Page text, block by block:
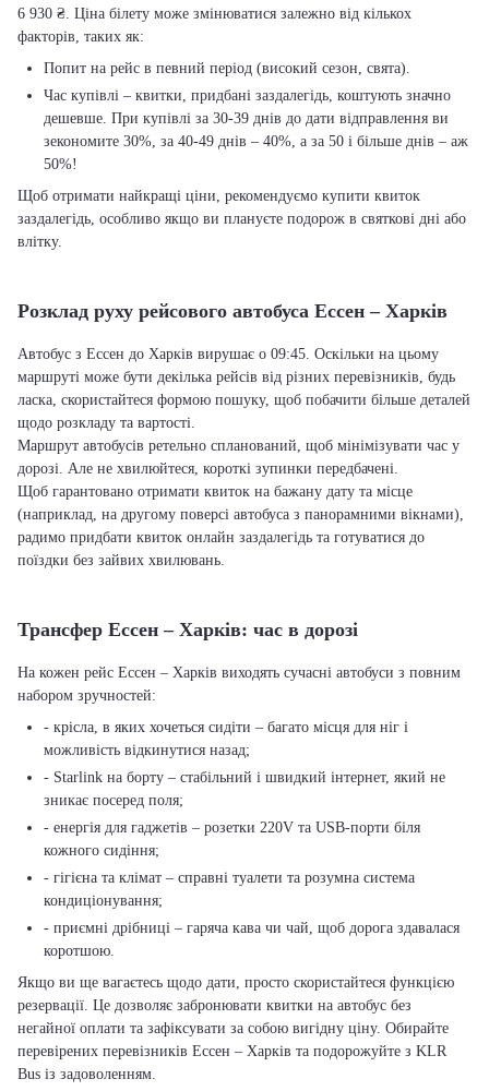
6 930 ₴. Ціна білету може змінюватися залежно від кількох
факторів, таких як:
Попит на рейс в певний період (високий сезон, свята).
Час купівлі – квитки, придбані заздалегідь, коштують значно
дешевше. При купівлі за 30-39 днів до дати відправлення ви
зекономите 30%, за 40-49 днів – 40%, а за 50 і більше днів – аж
50%!
Щоб отримати найкращі ціни, рекомендуємо купити квиток
заздалегідь, особливо якщо ви плануєте подорож в святкові дні або
влітку.
Розклад руху рейсового автобуса Ессен – Харків
Автобус з Ессен до Харків вирушає о 09:45. Оскільки на цьому
маршруті може бути декілька рейсів від різних перевізників, будь
ласка, скористайтеся формою пошуку, щоб побачити більше деталей
щодо розкладу та вартості.
Маршрут автобусів ретельно спланований, щоб мінімізувати час у
дорозі. Але не хвилюйтеся, короткі зупинки передбачені.
Щоб гарантовано отримати квиток на бажану дату та місце
(наприклад, на другому поверсі автобуса з панорамними вікнами),
радимо придбати квиток онлайн заздалегідь та готуватися до
поїздки без зайвих хвилювань.
Трансфер Ессен – Харків: час в дорозі
На кожен рейс Ессен – Харків виходять сучасні автобуси з повним
набором зручностей:
- крісла, в яких хочеться сидіти – багато місця для ніг і
можливість відкинутися назад;
- Starlink на борту – стабільний і швидкий інтернет, який не
зникає посеред поля;
- енергія для гаджетів – розетки 220V та USB-порти біля
кожного сидіння;
- гігієна та клімат – справні туалети та розумна система
кондиціонування;
- приємні дрібниці – гаряча кава чи чай, щоб дорога здавалася
коротшою.
Якщо ви ще вагаєтесь щодо дати, просто скористайтеся функцією
резервації. Це дозволяє забронювати квитки на автобус без
негайної оплати та зафіксувати за собою вигідну ціну. Обирайте
перевірених перевізників Ессен – Харків та подорожуйте з KLR
Bus із задоволенням.